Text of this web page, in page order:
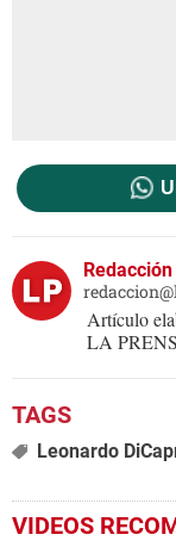
Redacción
Artículo
LA
Leonardo
VIDEOS